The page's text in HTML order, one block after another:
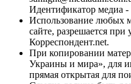
Идентификатор медиа -
Использование любых
сайте, разрешается
Корреспондент.net.
При копировании
Украины и мира», для
прямая открытая для